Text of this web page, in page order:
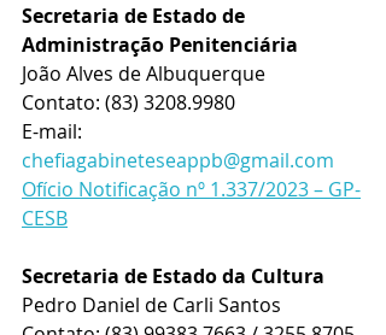
Secretaria de Estado de
Administração Penitenciária
João Alves de Albuquerque
Contato: (83) 3208.9980
E-mail:
chefiagabineteseappb@gmail.com
Ofício Notificação nº 1.337/2023 – GP-
CESB
Secretaria de Estado da Cultura
Pedro Daniel de Carli Santos